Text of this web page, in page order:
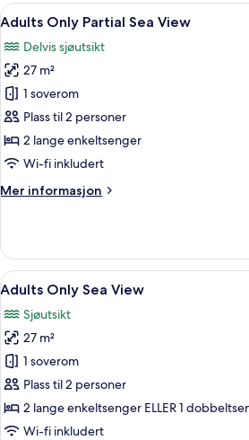
Åpne
alle
bildene
av
Adults
Only
Partial
Sea
6
Adults Only Partial Sea View
Delvis sjøutsikt
27 m²
1 soverom
Plass til 2 personer
2 lange enkeltsenger
Wi-fi inkludert
Mer informasjon
Mer
Only
Partial
Sea
Åpne
alle
bildene
av
Adults
Only
Sea
View
Adults
6
Adults Only Sea View
Sjøutsikt
27 m²
1 soverom
Plass til 2 personer
2 lange enkeltsenger ELLER 1
Wi-fi inkludert